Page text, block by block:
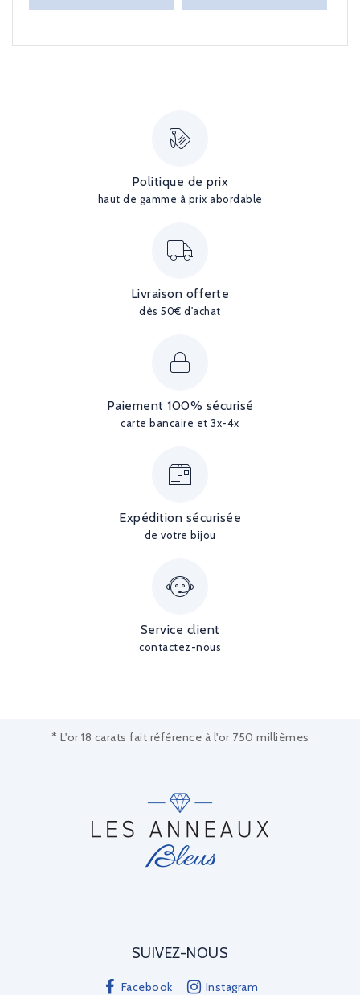
Politique de prix
haut de gamme à prix abordable
Livraison offerte
dès 50€ d'achat
Paiement 100% sécurisé
carte bancaire et 3x-4x
Expédition sécurisée
de votre bijou
Service client
contactez-nous
* L'or 18 carats fait référence à l'or 750 millièmes
SUIVEZ-NOUS
Facebook Instagram